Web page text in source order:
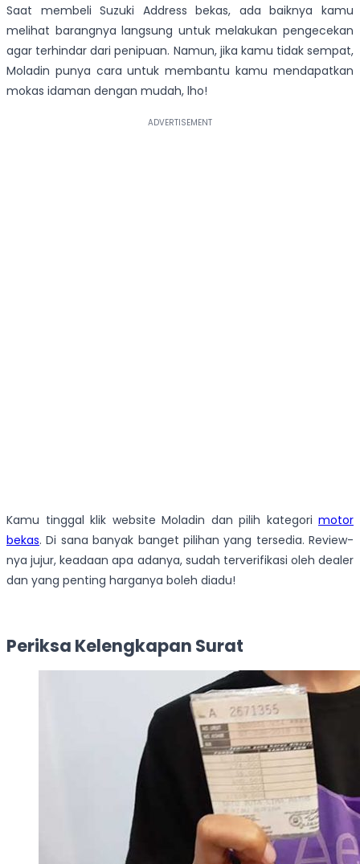
Saat membeli Suzuki Address bekas, ada baiknya kamu
melihat barangnya langsung untuk melakukan pengecekan
agar terhindar dari penipuan. Namun, jika kamu tidak sempat,
Moladin punya cara untuk membantu kamu mendapatkan
mokas idaman dengan mudah, lho!
Kamu tinggal klik website Moladin dan pilih kategori motor
bekas. Di sana banyak banget pilihan yang tersedia. Review-
nya jujur, keadaan apa adanya, sudah terverifikasi oleh dealer
dan yang penting harganya boleh diadu!
Periksa Kelengkapan Surat